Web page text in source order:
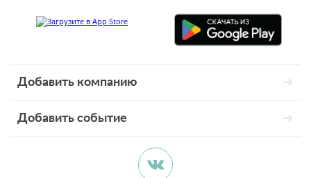
Добавить компанию
Добавить событие